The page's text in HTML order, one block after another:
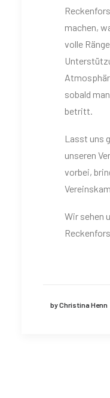
machen,
volle
sobald
betritt.
Lasst uns
unseren
vorbei,
Wir sehen
by Christina Henn